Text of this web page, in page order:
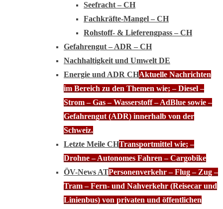
Seefracht – CH
Fachkräfte-Mangel – CH
Rohstoff- & Lieferengpass – CH
Gefahrengut – ADR – CH
Nachhaltigkeit und Umwelt DE
Energie und ADR CHAktuelle Nachrichten
im Bereich zu den Themen wie; – Diesel –
Strom – Gas – Wasserstoff – AdBlue sowie –
Gefahrengut (ADR) innerhalb von der
Schweiz.
Letzte Meile CHTransportmittel wie; –
Drohne – Autonomes Fahren – Cargobike
ÖV-News ATPersonenverkehr – Flug – Zug –
Tram – Fern- und Nahverkehr (Reisecar und
Linienbus) von privaten und öffentlichen